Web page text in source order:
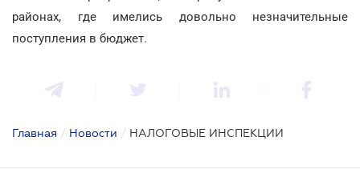
районах, где имелись довольно незначительные
поступления в бюджет.
Главная / Новости / НАЛОГОВЫЕ ИНСПЕКЦИИ